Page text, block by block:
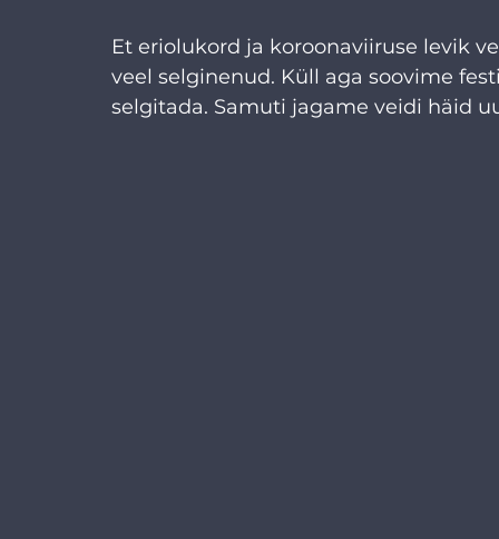
Et eriolukord ja koroonaviiruse levik
veel selginenud. Küll aga soovime
selgitada. Samuti jagame veidi häid